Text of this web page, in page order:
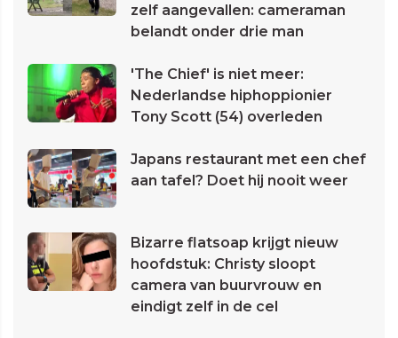
zelf aangevallen: cameraman
belandt onder drie man
'The Chief' is niet meer:
Nederlandse hiphoppionier
Tony Scott (54) overleden
Japans restaurant met een chef
aan tafel? Doet hij nooit weer
Bizarre flatsoap krijgt nieuw
hoofdstuk: Christy sloopt
camera van buurvrouw en
eindigt zelf in de cel